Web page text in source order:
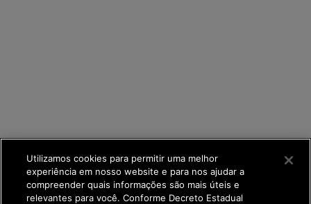
Utilizamos cookies para permitir uma melhor
experiência em nosso website e para nos ajudar a
compreender quais informações são mais úteis e
relevantes para você. Conforme Decreto Estadual